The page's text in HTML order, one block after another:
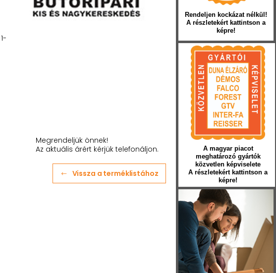
1-
Megrendeljük önnek!
Az aktuális árért kérjük telefonáljon.
Vissza a terméklistához
Rendeljen kockázat nélkül!
A részletekért kattintson a
képre!
A magyar piacot
meghatározó gyártók
közvetlen képviselete
A részletekért kattintson a
képre!